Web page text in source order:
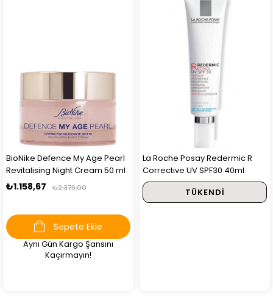
BioNike Defence My Age Pearl
Revitalising Night Cream 50 ml
₺1.158,67 ₺2.379,00
Sepete Ekle
Aynı Gün Kargo Şansını
Kaçırmayın!
La Roche Posay Redermic R
Corrective UV SPF30 40ml
TÜKENDI